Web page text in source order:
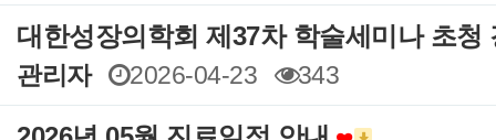
대한성장의학회 제37차 학술세미나 초청
관리자
2026-04-23 343